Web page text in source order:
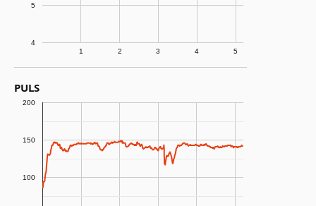
1 2 3 4 5
4
5
PULS
100
150
200